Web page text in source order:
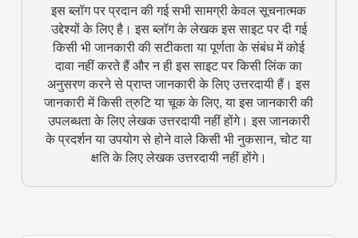
इस ब्लॉग पर प्रदान की गई सभी सामग्री केवल सूचनात्मक
उद्देश्यों के लिए है। इस ब्लॉग के लेखक इस साइट पर दी गई
किसी भी जानकारी की सटीकता या पूर्णता के संबंध में कोई
दावा नहीं करते हैं और न ही इस साइट पर किसी लिंक का
अनुसरण करने से प्राप्त जानकारी के लिए उत्तरदायी हैं। इस
जानकारी में किसी त्रुटि या चूक के लिए, या इस जानकारी की
उपलब्धता के लिए लेखक उत्तरदायी नहीं होंगे। इस जानकारी
के प्रदर्शन या उपयोग से होने वाले किसी भी नुकसान, चोट या
क्षति के लिए लेखक उत्तरदायी नहीं होंगे।